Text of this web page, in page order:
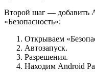
Второй шаг — добавить
«Безопасность»:
Открываем
Автозапуск.
Разрешения.
Находим Android